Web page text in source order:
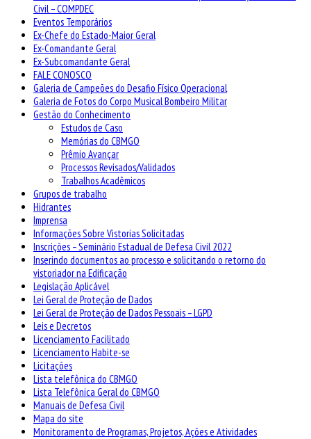
Civil – COMPDEC
Eventos Temporários
Ex-Chefe do Estado-Maior Geral
Ex-Comandante Geral
Ex-Subcomandante Geral
FALE CONOSCO
Galeria de Campeões do Desafio Físico Operacional
Galeria de Fotos do Corpo Musical Bombeiro Militar
Gestão do Conhecimento
Estudos de Caso
Memórias do CBMGO
Prêmio Avançar
Processos Revisados/Validados
Trabalhos Acadêmicos
Grupos de trabalho
Hidrantes
Imprensa
Informações Sobre Vistorias Solicitadas
Inscrições – Seminário Estadual de Defesa Civil 2022
Inserindo documentos ao processo e solicitando o retorno do
vistoriador na Edificação
Legislação Aplicável
Lei Geral de Proteção de Dados
Lei Geral de Proteção de Dados Pessoais – LGPD
Leis e Decretos
Licenciamento Facilitado
Licenciamento Habite-se
Licitações
Lista telefônica do CBMGO
Lista Telefônica Geral do CBMGO
Manuais de Defesa Civil
Mapa do site
Monitoramento de Programas, Projetos, Ações e Atividades